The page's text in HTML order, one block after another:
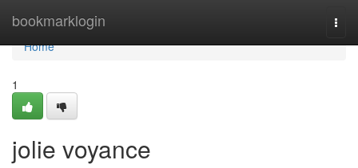
bookmarklogin
Home
Home
1
jolie voyance